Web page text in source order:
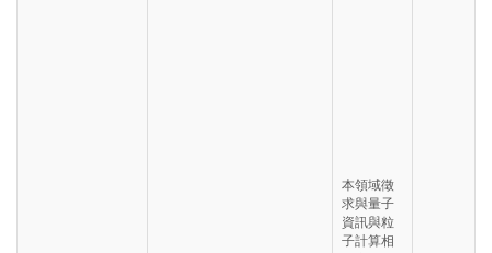
本領域徵
求與量子
資訊與粒
子計算相